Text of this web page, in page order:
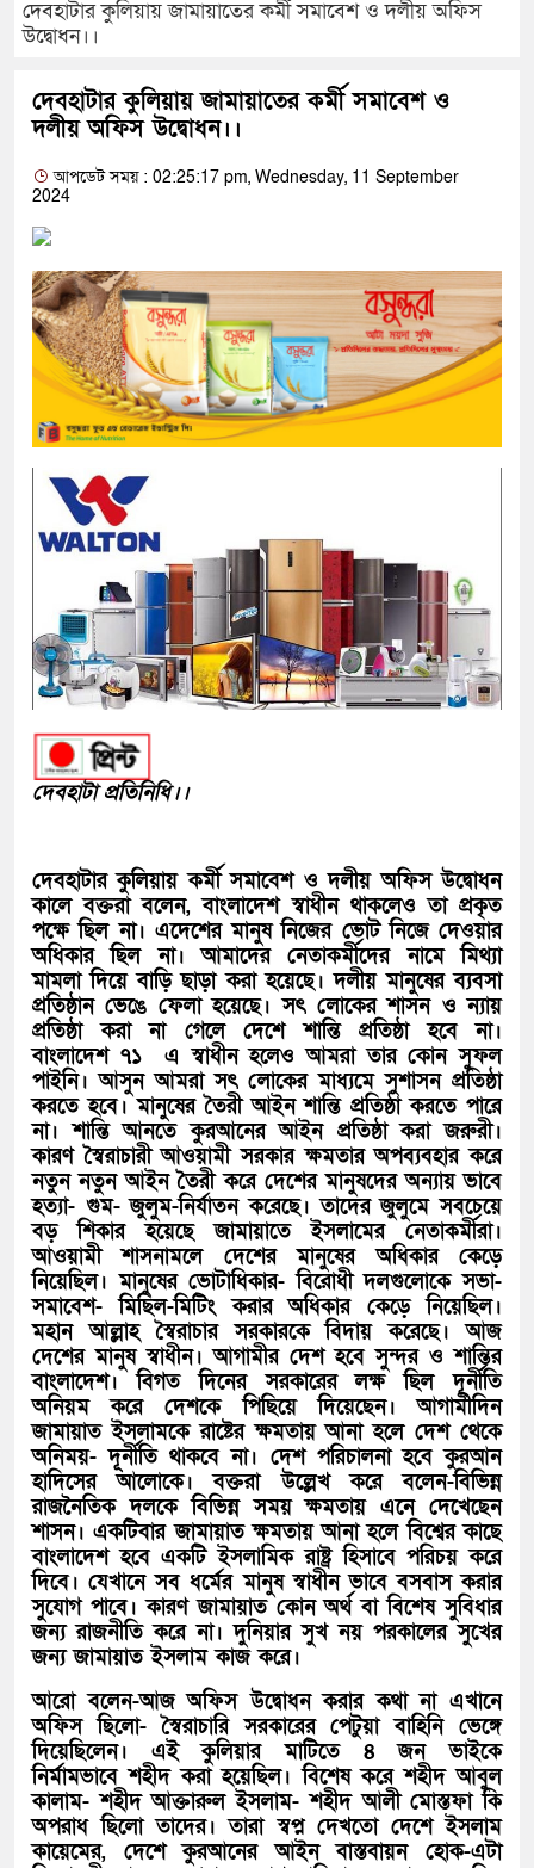
দেবহাটার কুলিয়ায় জামায়াতের কর্মী সমাবেশ ও দলীয় অফিস
উদ্বোধন।।
দেবহাটার কুলিয়ায় জামায়াতের কর্মী সমাবেশ ও
দলীয় অফিস উদ্বোধন।।
আপডেট সময় : 02:25:17 pm, Wednesday, 11 September
2024
দেবহাটা প্রতিনিধি।।
দেবহাটার কুলিয়ায় কর্মী সমাবেশ ও দলীয় অফিস উদ্বোধন
কালে বক্তরা বলেন, বাংলাদেশ স্বাধীন থাকলেও তা প্রকৃত
পক্ষে ছিল না। এদেশের মানুষ নিজের ভোট নিজে দেওয়ার
অধিকার ছিল না। আমাদের নেতাকর্মীদের নামে মিথ্যা
মামলা দিয়ে বাড়ি ছাড়া করা হয়েছে। দলীয় মানুষের ব্যবসা
প্রতিষ্ঠান ভেঙে ফেলা হয়েছে। সৎ লোকের শাসন ও ন্যায়
প্রতিষ্ঠা করা না গেলে দেশে শান্তি প্রতিষ্ঠা হবে না।
বাংলাদেশ ৭১ এ স্বাধীন হলেও আমরা তার কোন সুফল
পাইনি। আসুন আমরা সৎ লোকের মাধ্যমে সুশাসন প্রতিষ্ঠা
করতে হবে। মানুষের তৈরী আইন শান্তি প্রতিষ্ঠা করতে পারে
না। শান্তি আনতে কুরআনের আইন প্রতিষ্ঠা করা জরুরী।
কারণ স্বৈরাচারী আওয়ামী সরকার ক্ষমতার অপব্যবহার করে
নতুন নতুন আইন তৈরী করে দেশের মানুষদের অন্যায় ভাবে
হত্যা- গুম- জুলুম-নির্যাতন করেছে। তাদের জুলুমে সবচেয়ে
বড় শিকার হয়েছে জামায়াতে ইসলামের নেতাকর্মীরা।
আওয়ামী শাসনামলে দেশের মানুষের অধিকার কেড়ে
নিয়েছিল। মানুষের ভোটাধিকার- বিরোধী দলগুলোকে সভা-
সমাবেশ- মিছিল-মিটিং করার অধিকার কেড়ে নিয়েছিল।
মহান আল্লাহ স্বৈরাচার সরকারকে বিদায় করেছে। আজ
দেশের মানুষ স্বাধীন। আগামীর দেশ হবে সুন্দর ও শান্তির
বাংলাদেশ। বিগত দিনের সরকারের লক্ষ ছিল দূর্নীতি
অনিয়ম করে দেশকে পিছিয়ে দিয়েছেন। আগামীদিন
জামায়াত ইসলামকে রাষ্টের ক্ষমতায় আনা হলে দেশ থেকে
অনিময়- দূর্নীতি থাকবে না। দেশ পরিচালনা হবে কুরআন
হাদিসের আলোকে। বক্তরা উল্লেখ করে বলেন-বিভিন্ন
রাজনৈতিক দলকে বিভিন্ন সময় ক্ষমতায় এনে দেখেছেন
শাসন। একটিবার জামায়াত ক্ষমতায় আনা হলে বিশ্বের কাছে
বাংলাদেশ হবে একটি ইসলামিক রাষ্ট্র হিসাবে পরিচয় করে
দিবে। যেখানে সব ধর্মের মানুষ স্বাধীন ভাবে বসবাস করার
সুযোগ পাবে। কারণ জামায়াত কোন অর্থ বা বিশেষ সুবিধার
জন্য রাজনীতি করে না। দুনিয়ার সুখ নয় পরকালের সুখের
জন্য জামায়াত ইসলাম কাজ করে।
আরো বলেন-আজ অফিস উদ্বোধন করার কথা না এখানে
অফিস ছিলো- স্বৈরাচারি সরকারের পেটুয়া বাহিনি ভেঙ্গে
দিয়েছিলেন। এই কুলিয়ার মাটিতে ৪ জন ভাইকে
নির্মামভাবে শহীদ করা হয়েছিল। বিশেষ করে শহীদ আবুল
কালাম- শহীদ আক্তারুল ইসলাম- শহীদ আলী মোস্তফা কি
অপরাধ ছিলো তাদের। তারা স্বপ্ন দেখতো দেশে ইসলাম
কায়েমের, দেশে কুরআনের আইন বাস্তবায়ন হোক-এটা